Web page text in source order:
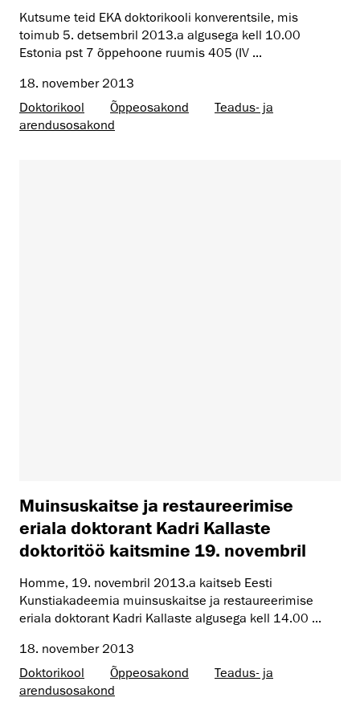
Kutsume teid EKA doktorikooli konverentsile, mis
toimub 5. detsembril 2013.a algusega kell 10.00
Estonia pst 7 õppehoone ruumis 405 (IV ...
18. november 2013
Doktorikool
Õppeosakond
Teadus- ja
arendusosakond
Muinsuskaitse ja restaureerimise
eriala doktorant Kadri Kallaste
doktoritöö kaitsmine 19. novembril
Homme, 19. novembril 2013.a kaitseb Eesti
Kunstiakadeemia muinsuskaitse ja restaureerimise
eriala doktorant Kadri Kallaste algusega kell 14.00 ...
18. november 2013
Doktorikool
Õppeosakond
Teadus- ja
arendusosakond